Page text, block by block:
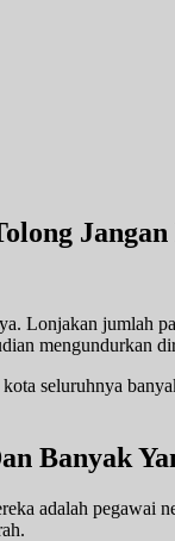
Jangan
Lonjakan jumlah
mengundurkan
seluruhnya
Banyak
adalah pegawai